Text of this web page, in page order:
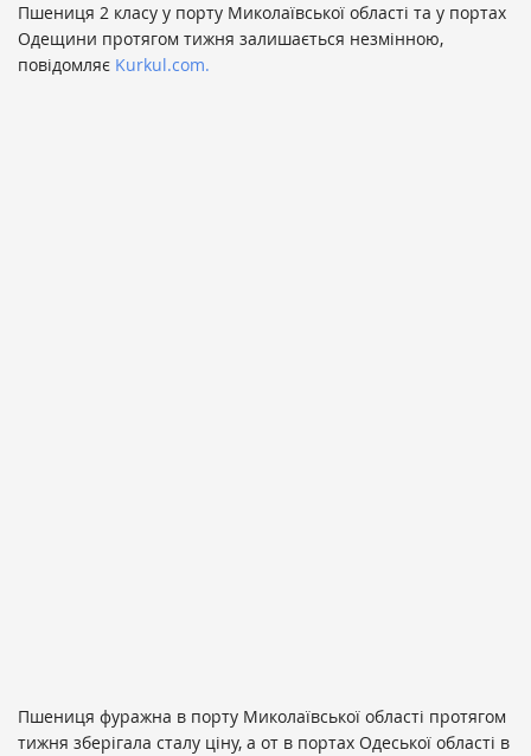
Пшениця 2 класу у порту Миколаївської області та у портах
Одещини протягом тижня залишається незмінною,
повідомляє Kurkul.com.
Пшениця фуражна в порту Миколаївської області протягом
тижня зберігала сталу ціну, а от в портах Одеської області в